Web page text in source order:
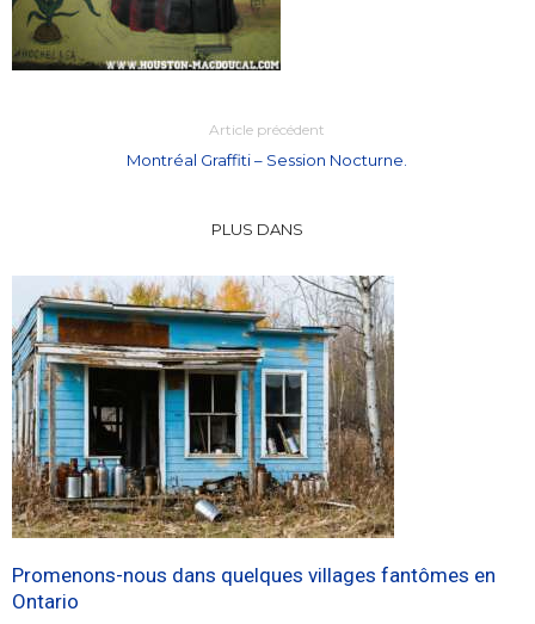
Article précédent
Montréal Graffiti – Session Nocturne.
PLUS DANS
Promenons-nous dans quelques villages fantômes en
Ontario